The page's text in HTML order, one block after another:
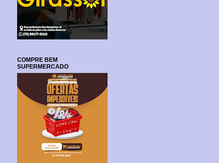
COMPRE BEM
SUPERMERCADO